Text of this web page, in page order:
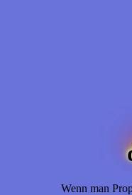
Wenn man